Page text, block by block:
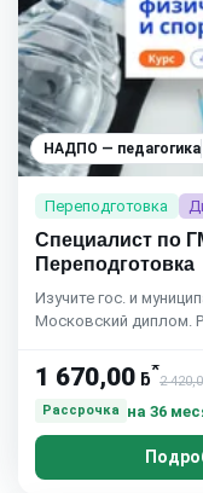
НАДПО — педагогика
Переподготовка
Специалист по
Переподготовка
Изучите гос. и
Московский диплом.
1 670,00 ƃ*
2
Рассрочка
на 36